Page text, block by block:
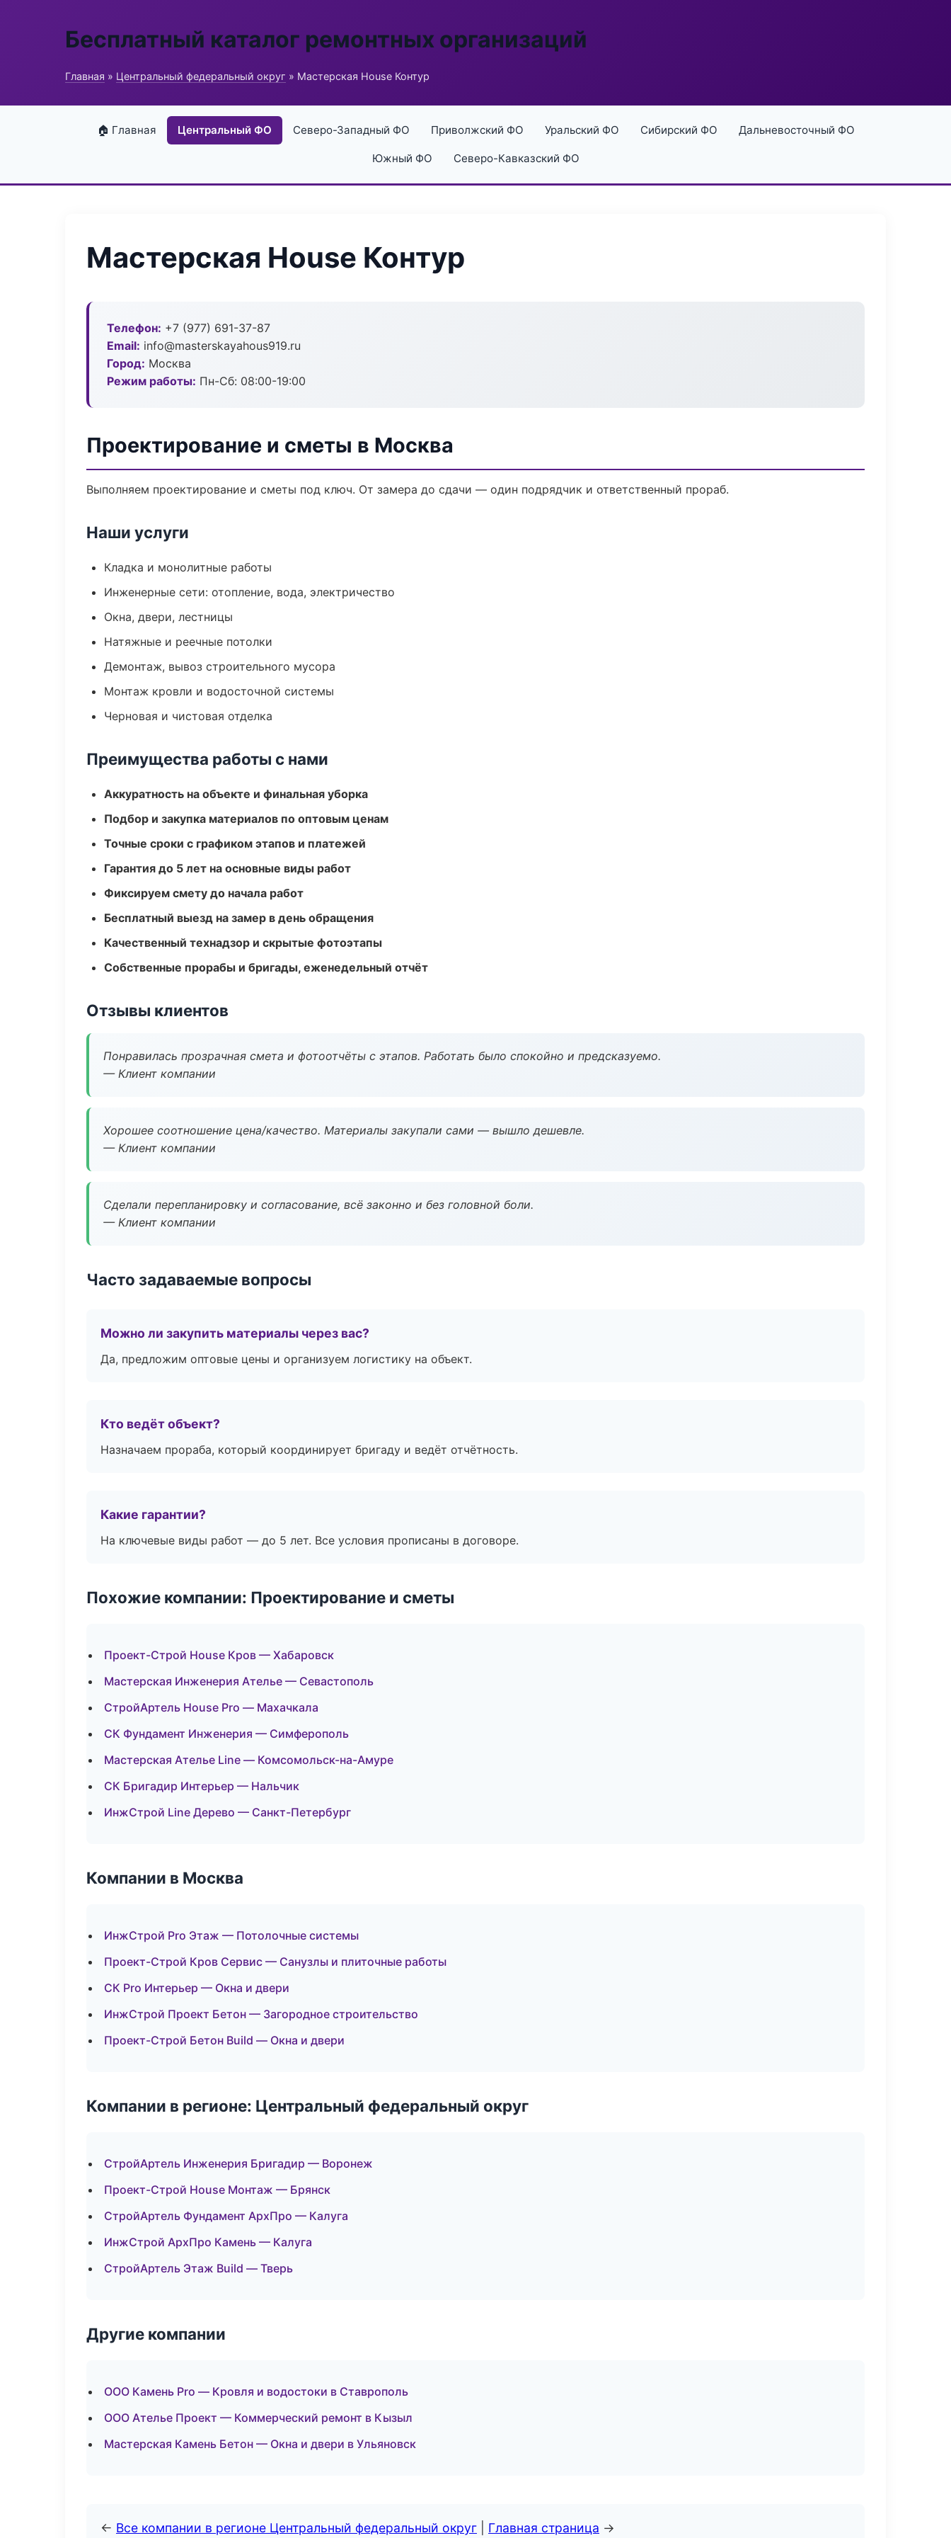
Бесплатный каталог ремонтных организаций
Главная » Центральный федеральный округ » Мастерская House Контур
🏠 Главная Центральный ФО Северо-Западный ФО Приволжский ФО Уральский ФО Сибирский ФО Дальневосточный ФО
Южный ФО Северо-Кавказский ФО
Мастерская House Контур
Телефон: +7 (977) 691-37-87
Email: info@masterskayahous919.ru
Город: Москва
Режим работы: Пн-Сб: 08:00-19:00
Проектирование и сметы в Москва
Выполняем проектирование и сметы под ключ. От замера до сдачи — один подрядчик и ответственный прораб.
Наши услуги
Кладка и монолитные работы
Инженерные сети: отопление, вода, электричество
Окна, двери, лестницы
Натяжные и реечные потолки
Демонтаж, вывоз строительного мусора
Монтаж кровли и водосточной системы
Черновая и чистовая отделка
Преимущества работы с нами
Аккуратность на объекте и финальная уборка
Подбор и закупка материалов по оптовым ценам
Точные сроки с графиком этапов и платежей
Гарантия до 5 лет на основные виды работ
Фиксируем смету до начала работ
Бесплатный выезд на замер в день обращения
Качественный технадзор и скрытые фотоэтапы
Собственные прорабы и бригады, еженедельный отчёт
Отзывы клиентов
Понравилась прозрачная смета и фотоотчёты с этапов. Работать было спокойно и предсказуемо.
— Клиент компании
Хорошее соотношение цена/качество. Материалы закупали сами — вышло дешевле.
— Клиент компании
Сделали перепланировку и согласование, всё законно и без головной боли.
— Клиент компании
Часто задаваемые вопросы
Можно ли закупить материалы через вас?
Да, предложим оптовые цены и организуем логистику на объект.
Кто ведёт объект?
Назначаем прораба, который координирует бригаду и ведёт отчётность.
Какие гарантии?
На ключевые виды работ — до 5 лет. Все условия прописаны в договоре.
Похожие компании: Проектирование и сметы
Проект-Строй House Кров — Хабаровск
Мастерская Инженерия Ателье — Севастополь
СтройАртель House Pro — Махачкала
СК Фундамент Инженерия — Симферополь
Мастерская Ателье Line — Комсомольск-на-Амуре
СК Бригадир Интерьер — Нальчик
ИнжСтрой Line Дерево — Санкт-Петербург
Компании в Москва
ИнжСтрой Pro Этаж — Потолочные системы
Проект-Строй Кров Сервис — Санузлы и плиточные работы
СК Pro Интерьер — Окна и двери
ИнжСтрой Проект Бетон — Загородное строительство
Проект-Строй Бетон Build — Окна и двери
Компании в регионе: Центральный федеральный округ
СтройАртель Инженерия Бригадир — Воронеж
Проект-Строй House Монтаж — Брянск
СтройАртель Фундамент АрхПро — Калуга
ИнжСтрой АрхПро Камень — Калуга
СтройАртель Этаж Build — Тверь
Другие компании
ООО Камень Pro — Кровля и водостоки в Ставрополь
ООО Ателье Проект — Коммерческий ремонт в Кызыл
Мастерская Камень Бетон — Окна и двери в Ульяновск
← Все компании в регионе Центральный федеральный округ Главная страница →